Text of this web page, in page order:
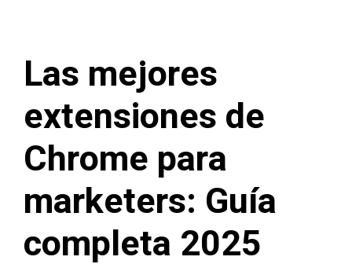
Las mejores
extensiones de
Chrome para
marketers: Guía
completa 2025